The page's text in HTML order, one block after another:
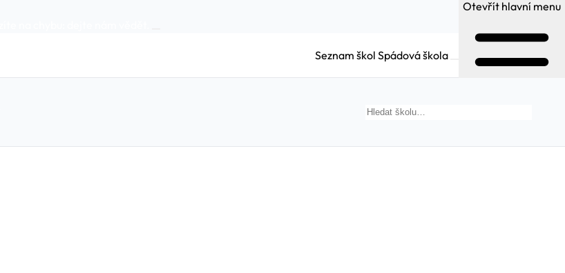
Seznam škol Spádová škola
Otevřít hlavní menu